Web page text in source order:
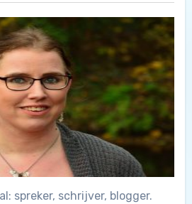
spreker, schrijver, blogger.